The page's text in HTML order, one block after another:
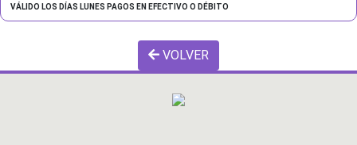
VÁLIDO LOS DÍAS LUNES PAGOS EN EFECTIVO O DÉBITO
VOLVER